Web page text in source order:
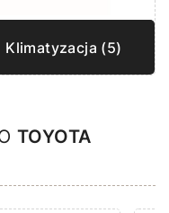
Klimatyzacja (5)
TOYOTA